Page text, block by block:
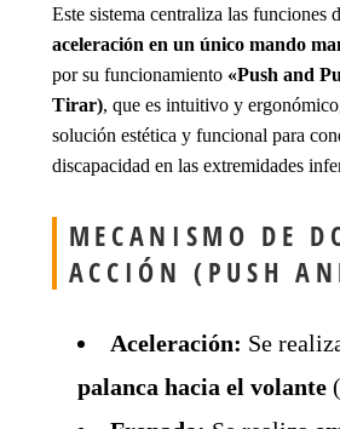
Este sistema centraliza las funciones
aceleración en un único mando
por su funcionamiento «Push and
Tirar), que es intuitivo y
solución estética y funcional para
discapacidad en las extremidades
MECANISMO DE
ACCIÓN (PUSH
Aceleración: Se
palanca hacia el volante